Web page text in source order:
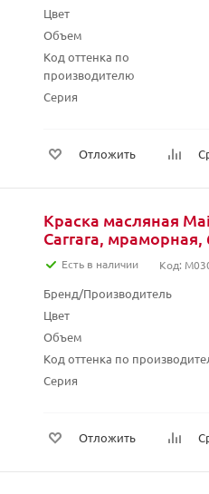
Цвет
Объем
Код оттенка по
производителю
Серия
Отложить
Краска масляная
Carrara, мраморная,
Есть в наличии Код:
Бренд/Производитель
Цвет
Объем
Код оттенка по
Серия
Отложить